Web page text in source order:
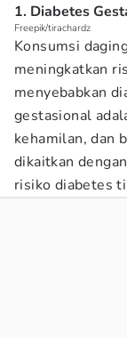
1. Diabetes
Freepik/tirachardz
Konsumsi
meningkatkan
menyebabkan
gestasional
kehamilan, dan
dikaitkan
risiko diabetes